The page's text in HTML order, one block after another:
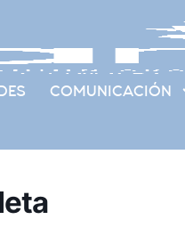
COMUNICACIÓN